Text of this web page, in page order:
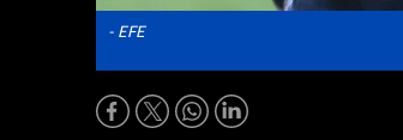
- EFE